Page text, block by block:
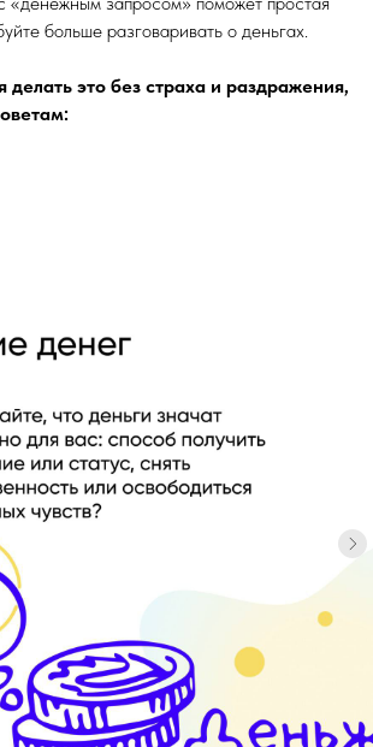
больше разговаривать о деньгах.
делать это без страха и раздражения,